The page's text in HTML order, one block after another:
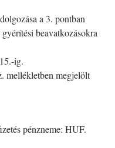
a 3. pontban
beavatkozásokra
ig.
mellékletben megjelölt
pénzneme: HUF.